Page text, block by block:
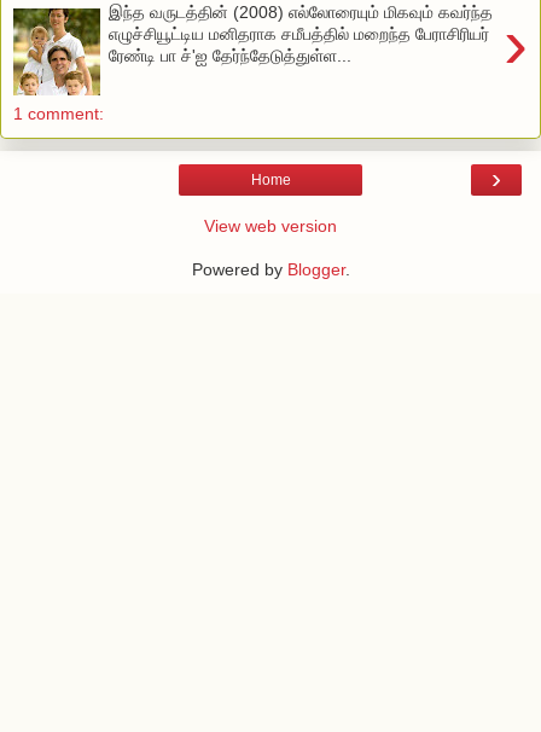
›
இந்த வருடத்தின் (2008) எல்லோரையும் மிகவும் கவர்ந்த
எழுச்சியூட்டிய மனிதராக சமீபத்தில் மறைந்த பேராசிரியர்
ரேண்டி பா ச்'ஐ தேர்ந்தேடுத்துள்ள...
1 comment:
›
Home
View web version
Powered by Blogger.